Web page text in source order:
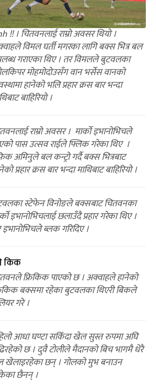
!! । चितवनलाई राम्रो अवसर थियो ।
विमल घर्ती मगरका लागि बक्स भित्र बल
गराएका थिए । तर विमलले बुटवलका
मोहमोदोउसँग वान भर्सेस वानको
हानेको भलि प्रहार क्रस बार भन्दा
बाहिरियो ।
राम्रो अवसर । मार्को इभानोभिचले
पास उत्सव राईले फ्लिक गरेका थिए ।
अमिनुले बल कन्ट्रो गर्दै बक्स भित्रबाट
प्रहार क्रस बार भन्दा माथिबाट बाहिरियो ।
स्टेफेन विनोङले बक्सबाट चितवनका
इभानोभिचलाई छलाउँदै प्रहार गरेका थिए ।
इभानोभिचले ब्लक गरिदिए ।
किक
फ्रिकिक पाएको छ । अक्वाहले हानेको
बक्समा रहेका बुटवलका थिएरी बिकले
गरे ।
आधा घण्टा सकिँदा खेल सुस्त रुपमा अघि
छ । दुवै टोलीले मैदानको बिच भागमै धेरै
खेलाइरहेका छन् । गोलको मुभ बनाउन
छैनन् ।